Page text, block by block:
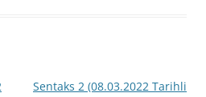
Sentaks 2 (08.03.2022 Tarihli